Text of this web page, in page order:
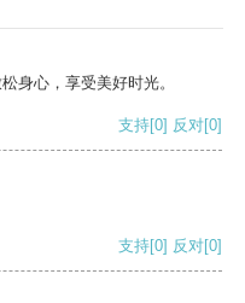
身心，享受美好时光。
支持[0] 反对[0]
支持[0] 反对[0]